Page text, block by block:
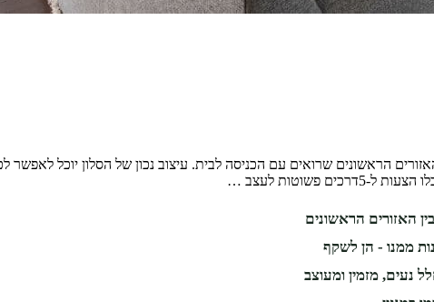
הראשונים שרואים עם הכניסה לבית. עיצוב נכון של הסלון יוכל
פשוטות לעצב …
האזורים הראשונים
ממנו - הן לשקף
נעים, מזמין ומעוצב